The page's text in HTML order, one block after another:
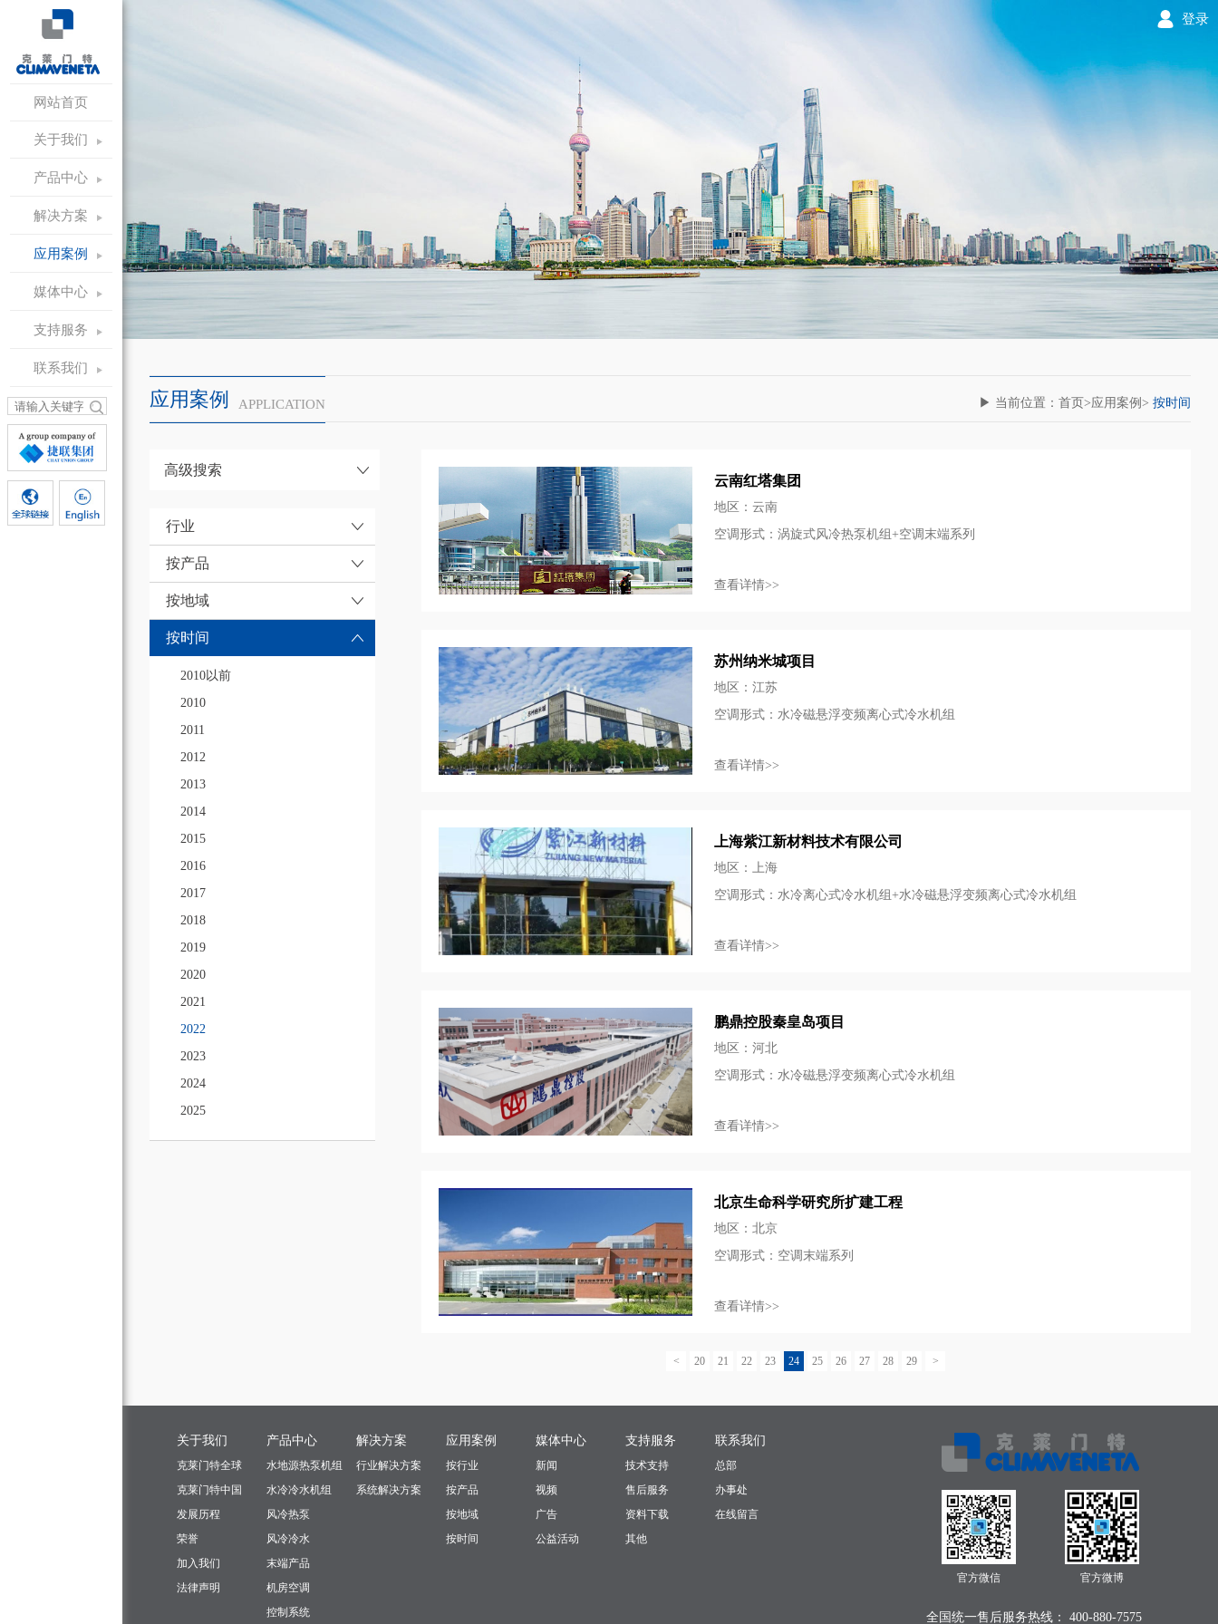
网站首页
关于我们
产品中心
解决方案
应用案例
媒体中心
支持服务
联系我们
登录
应用案例 APPLICATION ▶ 当前位置：首页>应用案例> 按时间
高级搜索
行业
按产品
按地域
按时间
2010以前
2010
2011
2012
2013
2014
2015
2016
2017
2018
2019
2020
2021
2022
2023
2024
2025
云南红塔集团
地区：云南
空调形式：涡旋式风冷热泵机组+空调末端系列
查看详情>>
苏州纳米城项目
地区：江苏
空调形式：水冷磁悬浮变频离心式冷水机组
查看详情>>
上海紫江新材料技术有限公司
地区：上海
空调形式：水冷离心式冷水机组+水冷磁悬浮变频离心式冷水机组
查看详情>>
鹏鼎控股秦皇岛项目
地区：河北
空调形式：水冷磁悬浮变频离心式冷水机组
查看详情>>
北京生命科学研究所扩建工程
地区：北京
空调形式：空调末端系列
查看详情>>
< 20 21 22 23 24 25 26 27 28 29 >
关于我们
克莱门特全球
克莱门特中国
发展历程
荣誉
加入我们
法律声明
产品中心
水地源热泵机组
水冷冷水机组
风冷热泵
风冷冷水
末端产品
机房空调
控制系统
解决方案
行业解决方案
系统解决方案
应用案例
按行业
按产品
按地域
按时间
媒体中心
新闻
视频
广告
公益活动
支持服务
技术支持
售后服务
资料下载
其他
联系我们
总部
办事处
在线留言
官方微信 官方微博
全国统一售后服务热线： 400-880-7575